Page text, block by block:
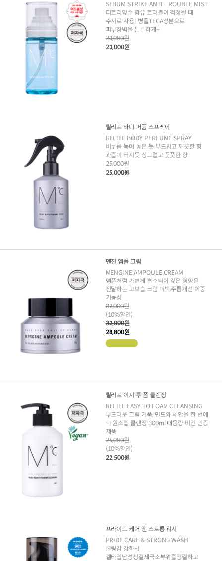
SEBUM STRIKE ANTI-TROUBLE MIST
티트리잎수 함유 트러블이 걱정될 때
수시로 사용! 병풀TECA성분으로
피부장벽을 튼튼하게~
23,000원
23,000원
릴리프 바디 퍼퓸 스프레이
RELIEF BODY PERFUME SPRAY
비누를 녹여 놓은 듯 부드럽고 깨끗한 향
과즙이 터지듯 싱그럽고 풋풋한 향
25,000원
25,000원
멘진 앰플 크림
MENGINE AMPOULE CREAM
앰플처럼 가볍게 흡수되어 깊은 영양을
전달하는 고보습 크림 미백,주름개선 이중
기능성
32,000원
(10%할인)
32,000원
28,800원
릴리프 이지 투 폼 클렌징
RELIEF EASY TO FOAM CLEANSING
부드러운 크림 거품, 면도와 세안을 한 번에
~! 원스텝 클렌징 300ml 대용량 비건 인증
제품
25,000원
(10%할인)
22,500원
프라이드 케어 앤 스트롱 워시
PRIDE CARE & STRONG WASH
쿨링감 강화~!
겔타입남성청결제국소부위를청결하고